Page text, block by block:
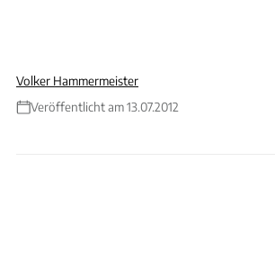
Volker Hammermeister
Veröffentlicht am 13.07.2012